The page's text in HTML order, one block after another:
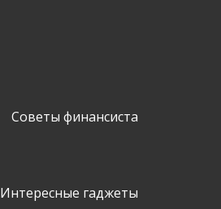
Советы финансиста
Интересные гаджеты